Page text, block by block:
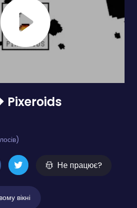
Pixeroids
Не працює?
вікні